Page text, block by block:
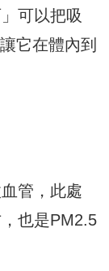
可以把吸
它在體內到
管，此處
也是PM2.5